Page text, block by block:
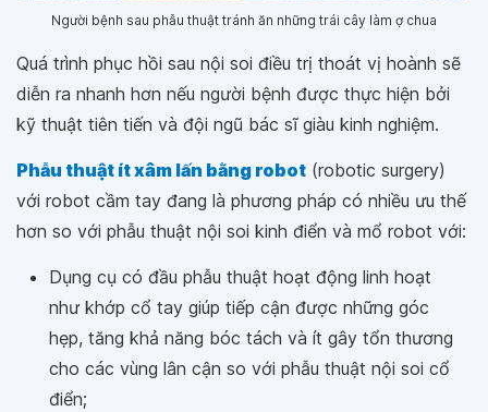
Người bệnh sau phẫu thuật tránh ăn những trái cây làm ợ chua
Quá trình phục hồi sau nội soi điều trị thoát vị hoành sẽ
diễn ra nhanh hơn nếu người bệnh được thực hiện bởi
kỹ thuật tiên tiến và đội ngũ bác sĩ giàu kinh nghiệm.
Phẫu thuật ít xâm lấn bằng robot (robotic surgery)
với robot cầm tay đang là phương pháp có nhiều ưu thế
hơn so với phẫu thuật nội soi kinh điển và mổ robot với:
Dụng cụ có đầu phẫu thuật hoạt động linh hoạt
như khớp cổ tay giúp tiếp cận được những góc
hẹp, tăng khả năng bóc tách và ít gây tổn thương
cho các vùng lân cận so với phẫu thuật nội soi cổ
điển;